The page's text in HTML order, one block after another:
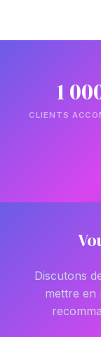
1
CLIENTS
Discutons
mettre en